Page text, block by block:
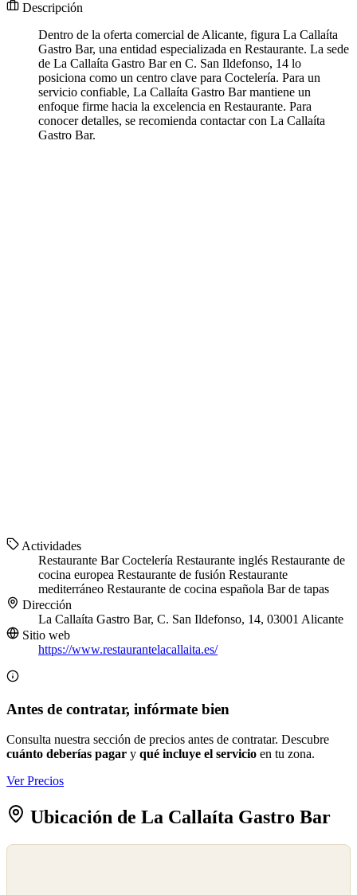
Descripción
Dentro de la oferta comercial de Alicante, figura La Callaíta
Gastro Bar, una entidad especializada en Restaurante. La sede
de La Callaíta Gastro Bar en C. San Ildefonso, 14 lo
posiciona como un centro clave para Coctelería. Para un
servicio confiable, La Callaíta Gastro Bar mantiene un
enfoque firme hacia la excelencia en Restaurante. Para
conocer detalles, se recomienda contactar con La Callaíta
Gastro Bar.
Actividades
Restaurante BarCoctelería Restaurante inglés Restaurante de
cocina europea Restaurante de fusión Restaurante
mediterráneo Restaurante de cocina española Bar de tapas
Dirección
La Callaíta Gastro Bar, C. San Ildefonso, 14, 03001 Alicante
Sitio web
https://www.restaurantelacallaita.es/
Antes de contratar, infórmate bien
Consulta nuestra sección de precios antes de contratar. Descubre
cuánto deberías pagar y qué incluye el servicio en tu zona.
Ver Precios
Ubicación de La Callaíta Gastro Bar